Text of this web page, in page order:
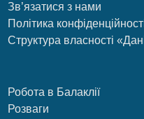
Зв’язатися з нами
Політика
Структура власності
Робота в Балаклії
Розваги